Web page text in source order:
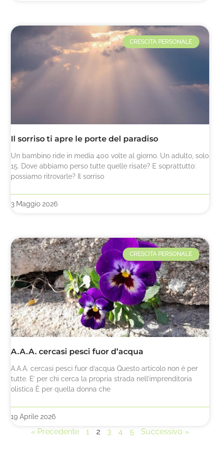
CRESCITA PERSONALE
Il sorriso ti apre le porte del paradiso
Un bambino ride in media 400 volte al giorno. Un adulto, solo
15. Dove abbiamo perso tutte quelle risate? E soprattutto:
possiamo ritrovarle? Il sorriso
3 Maggio 2026
CRESCITA PERSONALE
A.A.A. cercasi pesci fuor d’acqua
A.A.A. cercasi pesci fuor d’acqua Questo articolo non è per
tutte. E’ per chi cerca la propria strada nell’imprenditoria
olistica È per quella donna che
19 Aprile 2026
« Precedente 1 2 3 4 5 Successivo »